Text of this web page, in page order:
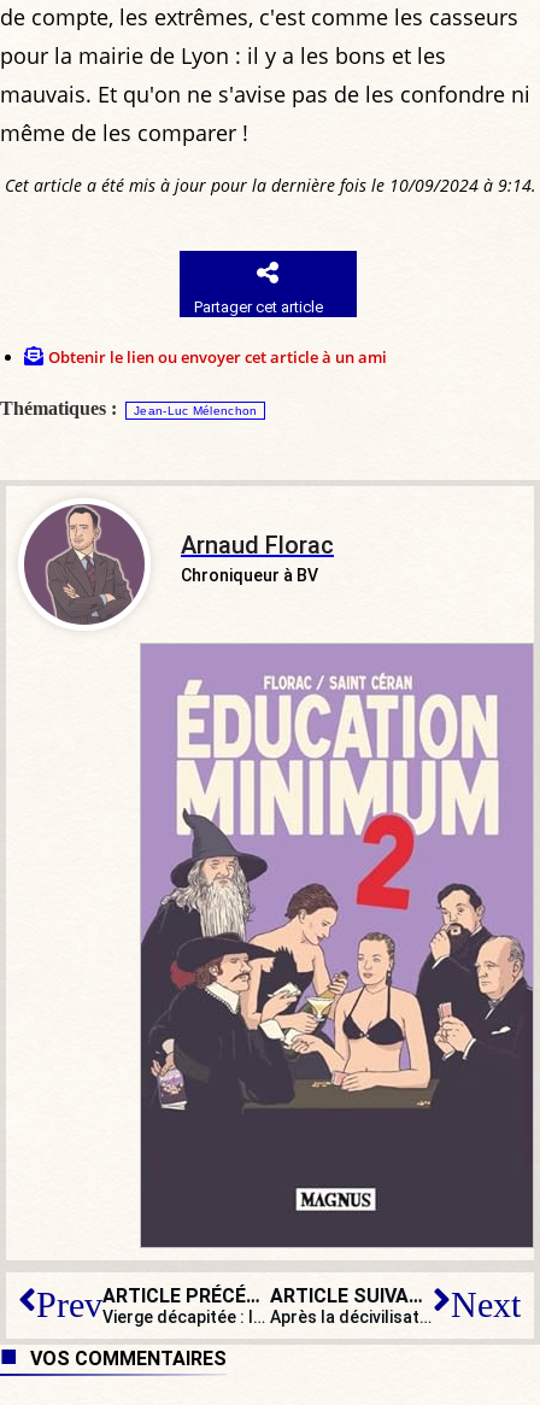
de compte, les extrêmes, c'est comme les casseurs
pour la mairie de Lyon : il y a les bons et les
mauvais. Et qu'on ne s'avise pas de les confondre ni
même de les comparer !
Cet article a été mis à jour pour la dernière fois le 10/09/2024 à 9:14.
Partager cet article
Obtenir le lien ou envoyer cet article à un ami
Thématiques : Jean-Luc Mélenchon
Arnaud Florac
Chroniqueur à BV
Prev ARTICLE PRÉCÉDENT
Vierge décapitée : la christianophobie s’invite en Corse
ARTICLE SUIVANT
Après la décivilisation, la recivilisation ? Next
VOS COMMENTAIRES